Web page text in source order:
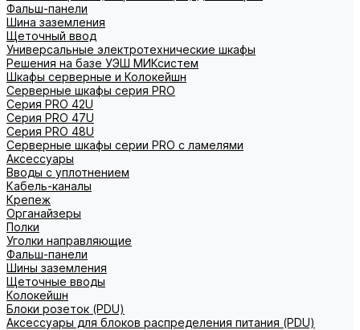
Фальш-панели
Шина заземления
Щеточный ввод
Универсальные электротехнические шкафы
Решения на базе УЭШ МИКсистем
Шкафы серверные и Колокейшн
Серверные шкафы серия PRO
Серия PRO 42U
Серия PRO 47U
Серия PRO 48U
Серверные шкафы серии PRO с ламелями
Аксессуары
Вводы с уплотнением
Кабель-каналы
Крепеж
Органайзеры
Полки
Уголки направляющие
Фальш-панели
Шины заземления
Щеточные вводы
Колокейшн
Блоки розеток (PDU)
Аксессуары для блоков распределения питания (PDU)